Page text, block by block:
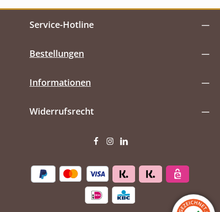
Service-Hotline
Bestellungen
Informationen
Widerrufsrecht